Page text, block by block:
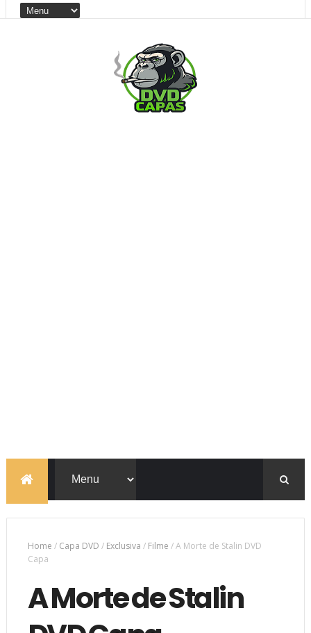
Home / Capa DVD / Exclusiva / Filme /A Morte de Stalin DVD
Capa
A Morte de Stalin